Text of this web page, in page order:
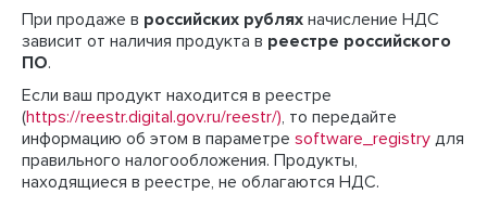
При продаже в российских рублях начисление НДС
зависит от наличия продукта в реестре российского
ПО.
Если ваш продукт находится в реестре
(https://reestr.digital.gov.ru/reestr/) , то передайте
информацию об этом в параметре software_registry для
правильного налогообложения. Продукты,
находящиеся в реестре, не облагаются НДС.